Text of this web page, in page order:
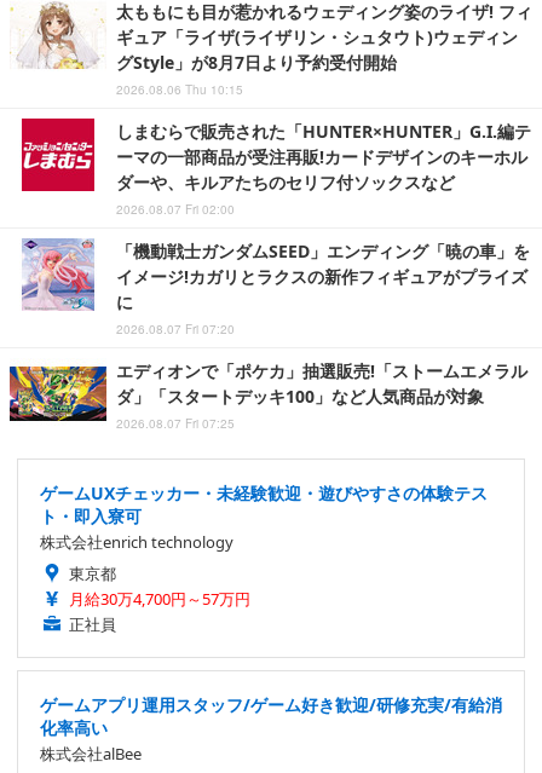
太ももにも目が惹かれるウェディング姿のライザ! フィ
ギュア「ライザ(ライザリン・シュタウト)ウェディン
グStyle」が8月7日より予約受付開始
2026.08.06 Thu 10:15
しまむらで販売された「HUNTER×HUNTER」G.I.編テ
ーマの一部商品が受注再販!カードデザインのキーホル
ダーや、キルアたちのセリフ付ソックスなど
2026.08.07 Fri 02:00
「機動戦士ガンダムSEED」エンディング「暁の車」を
イメージ!カガリとラクスの新作フィギュアがプライズ
に
2026.08.07 Fri 07:20
エディオンで「ポケカ」抽選販売!「ストームエメラル
ダ」「スタートデッキ100」など人気商品が対象
2026.08.07 Fri 07:25
ゲームUXチェッカー・未経験歓迎・遊びやすさの体験テス
ト・即入寮可
株式会社enrich technology
東京都
月給30万4,700円～57万円
正社員
ゲームアプリ運用スタッフ/ゲーム好き歓迎/研修充実/有給消
化率高い
株式会社alBee